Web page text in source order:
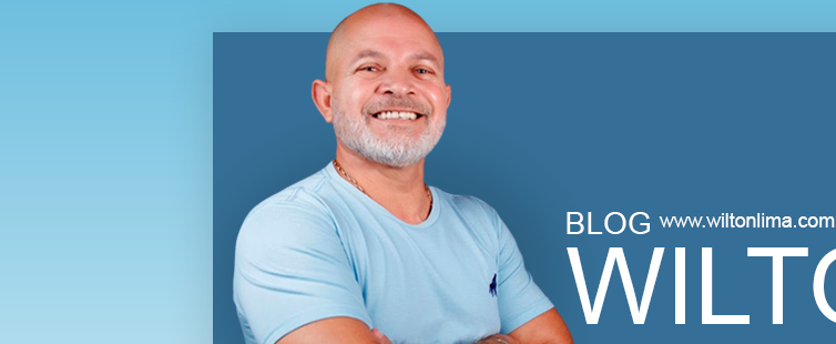
Blog Wilton Lima